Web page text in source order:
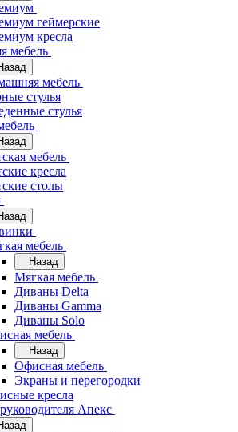
геймерские
кресла
мебель
мебель
стулья
стулья
мебель
кресла
столы
мебель
Назад
Мягкая мебель
Диваны Delta
Диваны Gamma
Диваны Solo
мебель
Назад
Офисная мебель
Экраны и перегородки
кресла
Апекс